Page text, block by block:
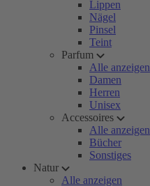
Lippen
Nägel
Pinsel
Teint
Parfum
Alle anzeigen
Damen
Herren
Unisex
Accessoires
Alle anzeigen
Bücher
Sonstiges
Natur
Alle anzeigen